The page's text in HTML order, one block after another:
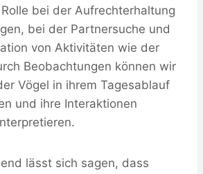
bei der Aufrechterhaltung
bei der Partnersuche und
von Aktivitäten wie der
Beobachtungen können wir
Vögel in ihrem Tagesablauf
und ihre Interaktionen
lässt sich sagen, dass